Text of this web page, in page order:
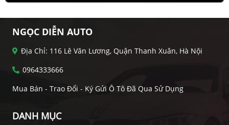
NGỌC DIỄN AUTO
Địa Chỉ: 116 Lê Văn Lương, Quận Thanh Xuân, Hà Nội
0964333666
Mua Bán - Trao Đổi - Ký Gửi Ô Tô Đã Qua Sử Dụng
DANH MỤC